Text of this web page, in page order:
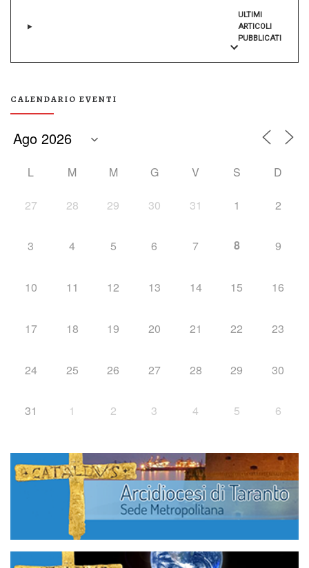
ULTIMI
ARTICOLI
PUBBLICATI
CALENDARIO EVENTI
L M M G V S D
27 28 29 30 31 1 2
3 4 5 6 7 8 9
10 11 12 13 14 15 16
17 18 19 20 21 22 23
24 25 26 27 28 29 30
31 1 2 3 4 5 6